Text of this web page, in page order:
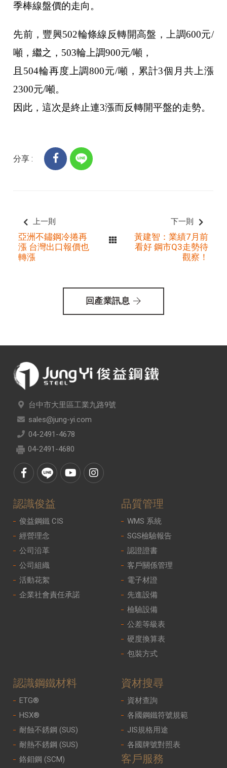
季棒線盤價的走向。
先前，豐興502輪條線反轉開高盤，上調600元/
噸，繼之，503輪上調900元/噸，
且504輪再度上調800元/噸，累計3個月共上漲
2300元/噸。
因此，這次是終止連3漲而反轉開平盤的走勢。
分享 :
上一則
亞洲不鏽鋼冷捲再
漲 台灣出口報價也
轉漲
下一則
黃建智：業績7月前
看好 鋼市Q3走勢待
觀察！
回產業訊息
台中市大里區工業九路9號
sales@jung-yi.com
04-2491-4678
04-2491-4680
認識俊益
俊益鋼鐵 CIS
經營理念
公司沿革
公司組織
活動花絮
企業社會責任承諾
品質管理
WMS 系統
SGS檢驗報告
認證證書
客戶關係管理
電子材證
先進設備
檢驗設備
公差等級表
硬度換算表
包裝方式
認識鋼鐵材料
ETG®
HSX®
耐蝕不銹鋼 (SUS)
耐熱不銹鋼 (SUS)
鉻鉬鋼 (SCM)
資材搜尋
資材查詢
各國鋼鐵符號規範
JIS規格用途
各國牌號對照表
客戶服務